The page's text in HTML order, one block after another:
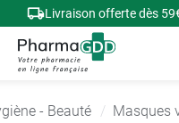
Livraison offerte dès
- Beauté Masques